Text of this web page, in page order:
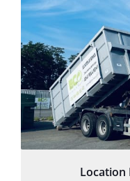
Location